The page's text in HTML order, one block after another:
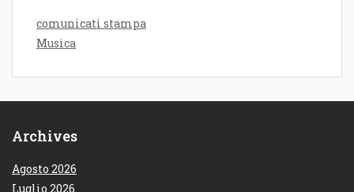
comunicati stampa
Musica
Archives
Agosto 2026
Luglio 2026